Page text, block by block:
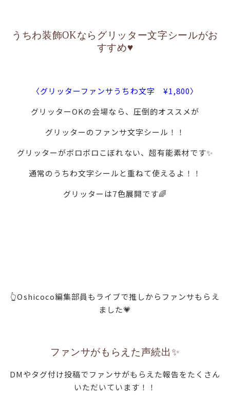
うちわ装飾OKならグリッター文字シールがお
すすめ♥
〈グリッターファンサうちわ文字 ¥1,800〉
グリッターOKの会場なら、圧倒的オススメが
グリッターのファンサ文字シール！！
グリッターがボロボロこぼれない、超有能素材です✨
通常のうちわ文字シールと重ねて使えるよ！！
グリッターは7色展開です🌈
👆Oshicoco編集部員もライブで推しからファンサもらえ
ました💗
ファンサがもらえた声続出✨
DMやタグ付け投稿でファンサがもらえた報告をたくさん
いただいています！！